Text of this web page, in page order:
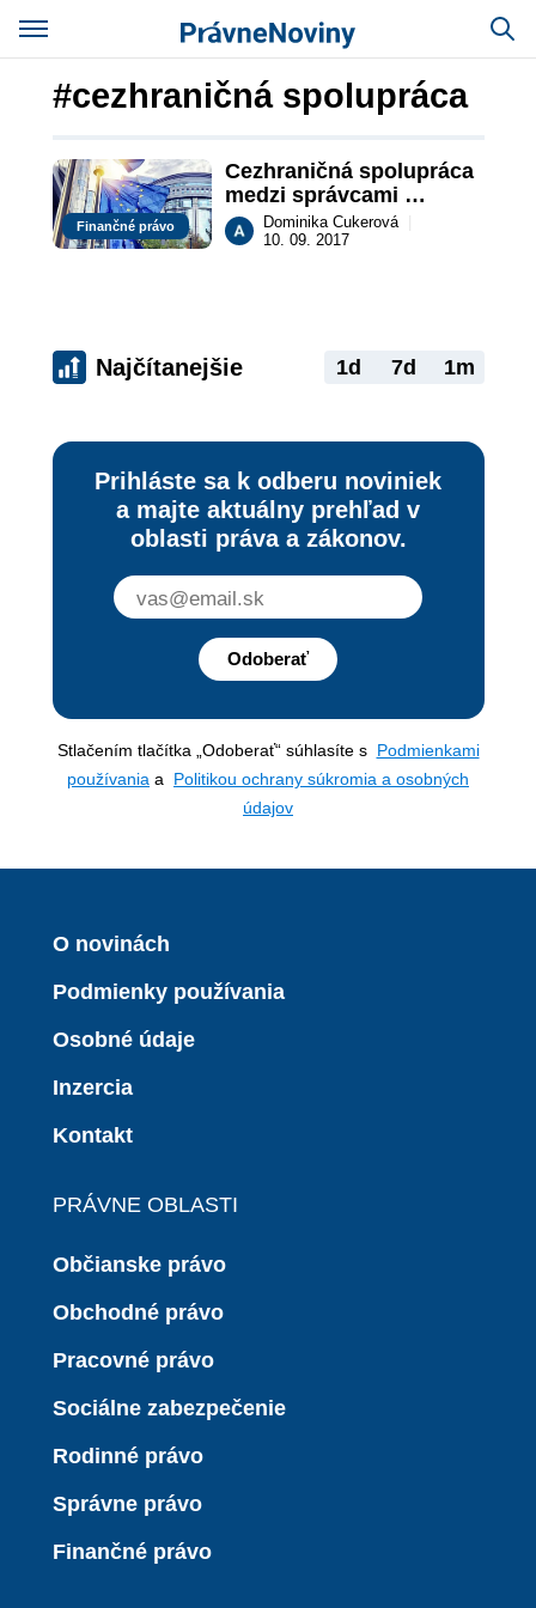
#cezhraničná spolupráca
Finančné právo
Cezhraničná spolupráca
medzi správcami
hlavného a vedľajšieho
insolvenčného konania.
Dominika Cukerová
10. 09. 2017
Najčítanejšie 1d 7d 1m
Prihláste sa k odberu noviniek
a majte aktuálny prehľad v
oblasti práva a zákonov.
Odoberať
Stlačením tlačítka „Odoberať“ súhlasíte s Podmienkami
používania a Politikou ochrany súkromia a osobných
údajov
O novinách
Podmienky používania
Osobné údaje
Inzercia
Kontakt
PRÁVNE OBLASTI
Občianske právo
Obchodné právo
Pracovné právo
Sociálne zabezpečenie
Rodinné právo
Správne právo
Finančné právo